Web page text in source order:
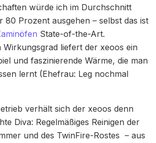
würde ich im Durchschnitt
80 Prozent ausgehen – selbst das ist
State-of-the-Art.
Wirkungsgrad liefert der xeoos ein
und faszinierende Wärme, die man
lernt (Ehefrau: Leg nochmal
verhält sich der xeoos denn
Diva: Regelmäßiges Reinigen der
und des TwinFire-Rostes – aus